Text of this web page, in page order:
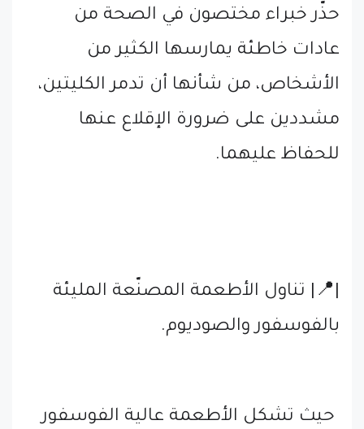
حذّر خبراء مختصون في الصحة من
عادات خاطئة يمارسها الكثير من
الأشخاص، من شأنها أن تدمر الكليتين،
مشددين على ضرورة الإقلاع عنها
للحفاظ عليهما.
|📍| تناول الأطعمة المصنّعة المليئة
بالفوسفور والصوديوم.
حيث تشكل الأطعمة عالية الفوسفور